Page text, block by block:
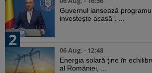
Guvernul lansează
investește acasă”. ...
2
06 Aug. - 12:48
Energia solară ține în
al României, ...